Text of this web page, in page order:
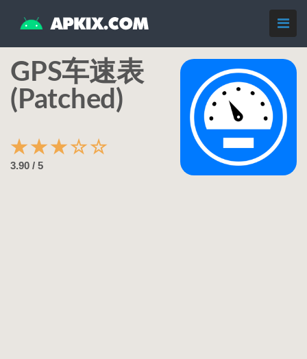
GPS车速表
(Patched)
☆
☆
★
★
★
3.90 / 5